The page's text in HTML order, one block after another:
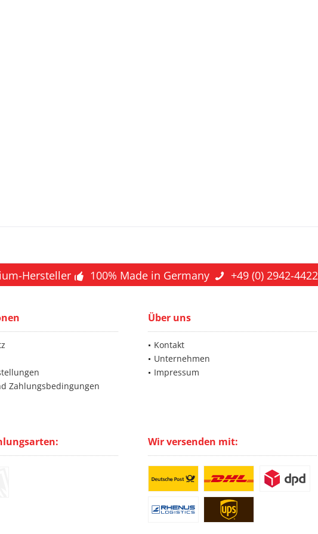
Hersteller 100% Made in Germany +49 (0) 2942-4422
Zahlungsbedingungen
Über uns
Kontakt
Unternehmen
Impressum
Wir versenden mit: